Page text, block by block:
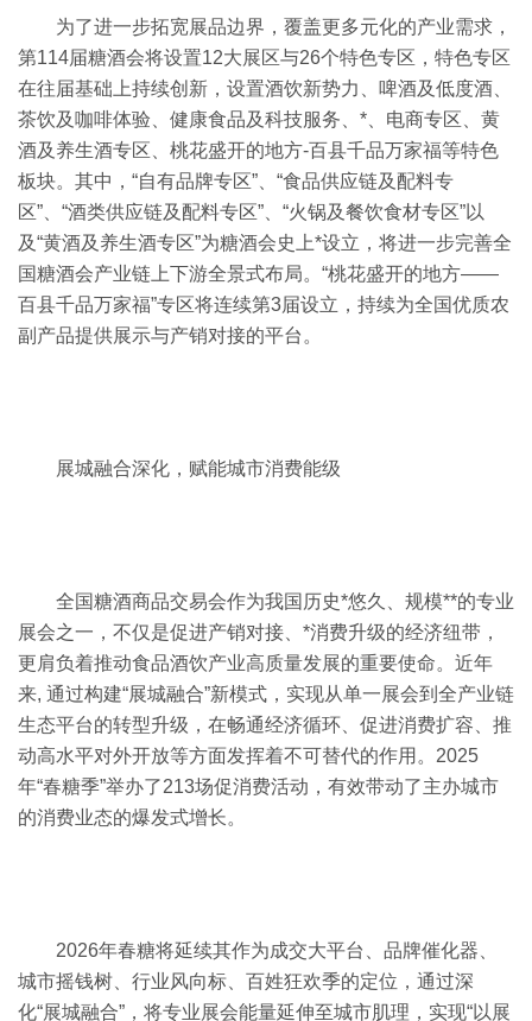
为了进一步拓宽展品边界，覆盖更多元化的产业需求，
第114届糖酒会将设置12大展区与26个特色专区，特色专区
在往届基础上持续创新，设置酒饮新势力、啤酒及低度酒、
茶饮及咖啡体验、健康食品及科技服务、*、电商专区、黄
酒及养生酒专区、桃花盛开的地方-百县千品万家福等特色
板块。其中，“自有品牌专区”、“食品供应链及配料专
区”、“酒类供应链及配料专区”、“火锅及餐饮食材专区”以
及“黄酒及养生酒专区”为糖酒会史上*设立，将进一步完善全
国糖酒会产业链上下游全景式布局。“桃花盛开的地方——
百县千品万家福”专区将连续第3届设立，持续为全国优质农
副产品提供展示与产销对接的平台。
展城融合深化，赋能城市消费能级
全国糖酒商品交易会作为我国历史*悠久、规模**的专业
展会之一，不仅是促进产销对接、*消费升级的经济纽带，
更肩负着推动食品酒饮产业高质量发展的重要使命。近年
来, 通过构建“展城融合”新模式，实现从单一展会到全产业链
生态平台的转型升级，在畅通经济循环、促进消费扩容、推
动高水平对外开放等方面发挥着不可替代的作用。2025
年“春糖季”举办了213场促消费活动，有效带动了主办城市
的消费业态的爆发式增长。
2026年春糖将延续其作为成交大平台、品牌催化器、
城市摇钱树、行业风向标、百姓狂欢季的定位，通过深
化“展城融合”，将专业展会能量延伸至城市肌理，实现“以展